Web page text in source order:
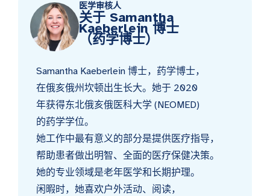
医学审核人
关于 Samantha
Kaeberlein 博士
（药学博士）
Samantha Kaeberlein 博士，药学博士，
在俄亥俄州坎顿出生长大。她于 2020
年获得东北俄亥俄医科大学 (NEOMED)
的药学学位。
她工作中最有意义的部分是提供医疗指导，
帮助患者做出明智、全面的医疗保健决策。
她的专业领域是老年医学和长期护理。
闲暇时，她喜欢户外活动、阅读，